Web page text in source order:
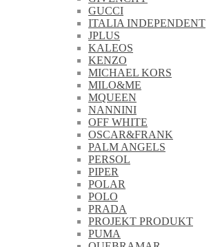
GUCCI
ITALIA INDEPENDENT
JPLUS
KALEOS
KENZO
MICHAEL KORS
MILO&ME
MQUEEN
NANNINI
OFF WHITE
OSCAR&FRANK
PALM ANGELS
PERSOL
PIPER
POLAR
POLO
PRADA
PROJEKT PRODUKT
PUMA